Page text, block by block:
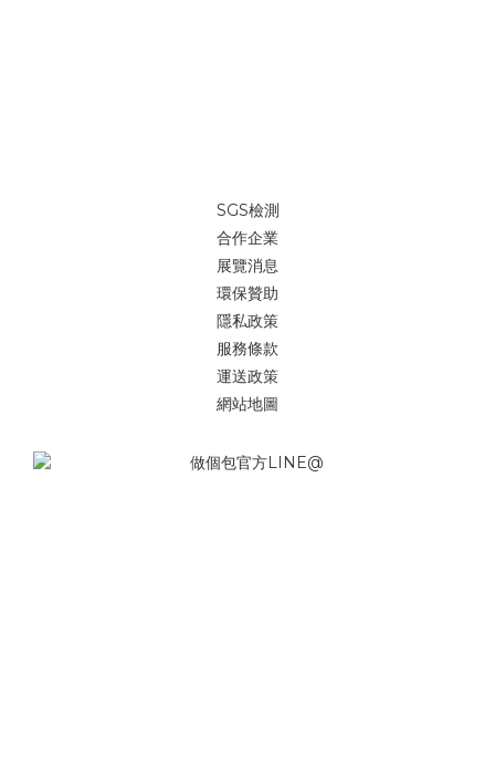
SGS檢測
合作企業
展覽消息
環保贊助
隱私政策
服務條款
運送政策
網站地圖